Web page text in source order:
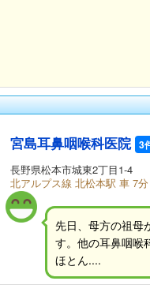
宮島耳鼻咽喉科医院 3
長野県松本市城東2丁目1-4
北アルプス線 北松本駅 車 7分
先日、母方の祖母
す。他の耳鼻咽喉
ほとん....